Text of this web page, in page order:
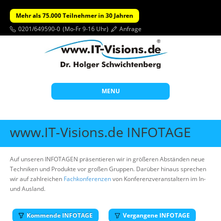
Mehr als 75.000 Teilnehmer in 30 Jahren
0201/649590-0 (Mo-Fr 9-16 Uhr) Anfrage
MENU
Start
Themen
Beratung
Individuelle Schulungen
Wissen
www.IT-Visions.de INFOTAGE
Auf unseren INFOTAGEN präsentieren wir in größeren Abständen neue
Techniken und Produkte vor großen Gruppen. Darüber hinaus sprechen
wir auf zahlreichen Fachkonferenzenvon Konferenzveranstaltern im In-
und Ausland.
Kommende INFOTAGE Vergangene INFOTAGE